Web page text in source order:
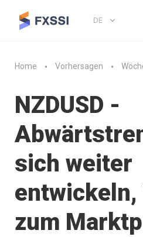
DE
Home Vorhersagen
NZDUSD -
sich weiter
zum